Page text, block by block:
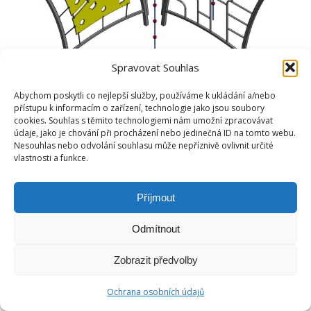
Spravovat Souhlas
Abychom poskytli co nejlepší služby, používáme k ukládání a/nebo
přístupu k informacím o zařízení, technologie jako jsou soubory
cookies. Souhlas s těmito technologiemi nám umožní zpracovávat
údaje, jako je chování při procházení nebo jedinečná ID na tomto webu.
Nesouhlas nebo odvolání souhlasu může nepříznivě ovlivnit určité
vlastnosti a funkce.
Příjmout
Odmítnout
Zobrazit předvolby
Ochrana osobních údajů